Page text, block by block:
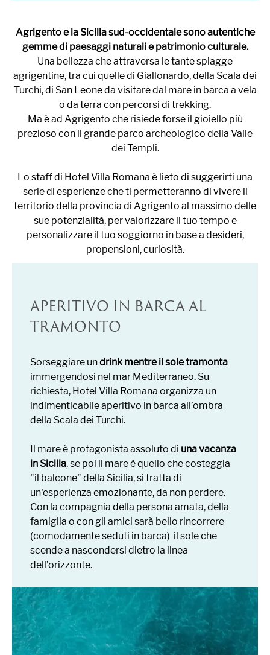
Agrigento e la Sicilia sud-occidentale sono autentiche
gemme di paesaggi naturali e patrimonio culturale.
Una bellezza che attraversa le tante spiagge
agrigentine, tra cui quelle di Giallonardo, della Scala dei
Turchi, di San Leone da visitare dal mare in barca a vela
o da terra con percorsi di trekking.
Ma è ad Agrigento che risiede forse il gioiello più
prezioso con il grande parco archeologico della Valle
dei Templi.
Lo staff di Hotel Villa Romana è lieto di suggerirti una
serie di esperienze che ti permetteranno di vivere il
territorio della provincia di Agrigento al massimo delle
sue potenzialità, per valorizzare il tuo tempo e
personalizzare il tuo soggiorno in base a desideri,
propensioni, curiosità.
APERITIVO IN BARCA AL
TRAMONTO
Sorseggiare undrink mentre il sole tramonta
immergendosi nel mar Mediterraneo. Su
richiesta, Hotel Villa Romana organizza un
indimenticabile aperitivo in barca all’ombra
della Scala dei Turchi.
Il mare è protagonista assoluto di una vacanza
in Sicilia, se poi il mare è quello che costeggia
"il balcone" della Sicilia, si tratta di
un'esperienza emozionante, da non perdere.
Con la compagnia della persona amata, della
famiglia o con gli amici sarà bello rincorrere
(comodamente seduti in barca) il sole che
scende a nascondersi dietro la linea
dell’orizzonte.